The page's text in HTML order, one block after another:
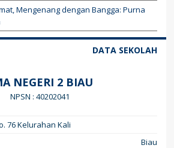
Mengenang dengan Bangga: Purna
DATA SEKOLAH
NEGERI 2 BIAU
NPSN : 40202041
76 Kelurahan Kali
Biau